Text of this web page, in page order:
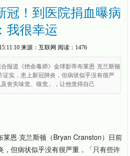
冠！到医院捐血曝病
我很幸运
来源： 互联网 阅读：1476
报道《绝命毒师》金球影帝布莱恩·克兰斯顿
证实，患上新冠肺炎，但病状似乎没有很严
丧失味觉、嗅觉」，让他觉得自己
莱恩·克兰斯顿（Bryan Cranston）日前
，但病状似乎没有很严重，「只有些许